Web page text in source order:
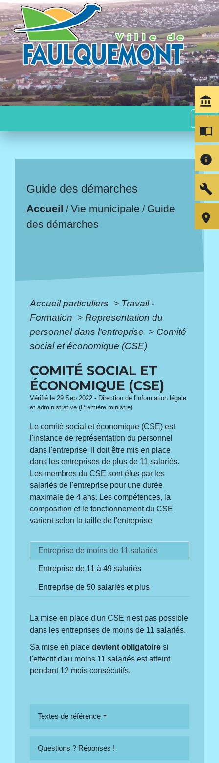
menu
Guide des démarches
Accueil /Vie municipale / Guide
des démarches
Accueil particuliers > Travail -
Formation > Représentation du
personnel dans l'entreprise > Comité
social et économique (CSE)
COMITÉ SOCIAL ET
ÉCONOMIQUE (CSE)
Vérifié le 29 Sep 2022 - Direction de l'information légale
et administrative (Première ministre)
Le comité social et économique (CSE) est
l'instance de représentation du personnel
dans l'entreprise. Il doit être mis en place
dans les entreprises de plus de 11 salariés.
Les membres du CSE sont élus par les
salariés de l'entreprise pour une durée
maximale de 4 ans. Les compétences, la
composition et le fonctionnement du CSE
varient selon la taille de l'entreprise.
Entreprise de moins de 11 salariés
Entreprise de 11 à 49 salariés
Entreprise de 50 salariés et plus
La mise en place d'un CSE n'est pas possible
dans les entreprises de moins de 11 salariés.
Sa mise en placedevient obligatoire si
l'effectif d'au moins 11 salariés est atteint
pendant 12 mois consécutifs.
Textes de référence
Questions ? Réponses !
account_balance
import_contacts
info
build
room